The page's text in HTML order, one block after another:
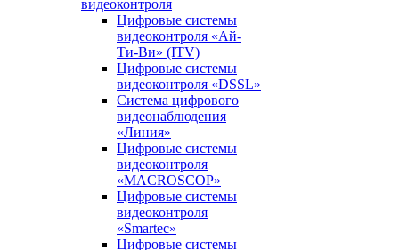
видеоконтроля
Цифровые системы
видеоконтроля «Ай-
Ти-Ви» (ITV)
Цифровые системы
видеоконтроля «DSSL»
Система цифрового
видеонаблюдения
«Линия»
Цифровые системы
видеоконтроля
«MACROSCOP»
Цифровые системы
видеоконтроля
«Smartec»
Цифровые системы